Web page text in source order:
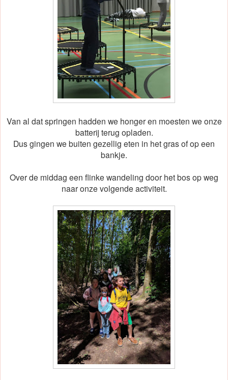
Van al dat springen hadden we honger en moesten we onze
batterij terug opladen.
Dus gingen we buiten gezellig eten in het gras of op een
bankje.
Over de middag een flinke wandeling door het bos op weg
naar onze volgende activiteit.